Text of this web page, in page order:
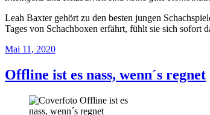
Leah Baxter gehört zu den besten jungen
Tages von Schachboxen erfährt, fühlt sie sich sofort
Veröffentlicht
Mai 11, 2020
Offline ist es nass, wenn´s regnet